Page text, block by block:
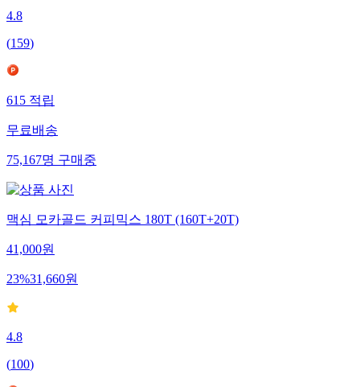
4.8
(159)
615 적립
무료배송
75,167명 구매중
맥심 모카골드 커피믹스 180T (160T+20T)
41,000원
23%31,660원
4.8
(100)